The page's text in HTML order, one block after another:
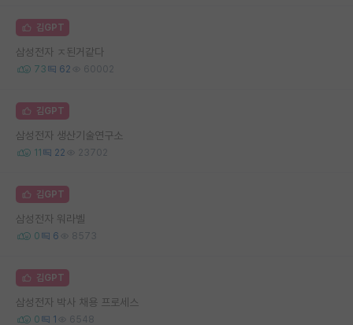
김GPT
삼성전자 ㅈ된거같다
73 62 60002
김GPT
삼성전자 생산기술연구소
11 22 23702
김GPT
삼성전자 워라벨
0 6 8573
김GPT
삼성전자 박사 채용 프로세스
0 1 6548